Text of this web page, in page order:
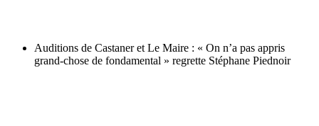
Auditions de Castaner et Le Maire : « On n’a pas appris
grand-chose de fondamental » regrette Stéphane Piednoir